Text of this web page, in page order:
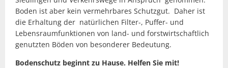
Boden ist aber kein vermehrbares Schutzgut. Daher ist
die Erhaltung der natürlichen Filter-, Puffer- und
Lebensraumfunktionen von land- und forstwirtschaftlich
genutzten Böden von besonderer Bedeutung.
Bodenschutz beginnt zu Hause. Helfen Sie mit!